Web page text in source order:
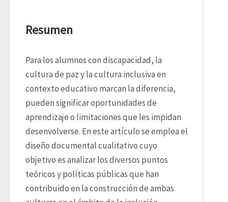
Resumen
Para los alumnos con discapacidad, la
cultura de paz y la cultura inclusiva en
contexto educativo marcan la diferencia,
pueden significar oportunidades de
aprendizaje o limitaciones que les impidan
desenvolverse. En este artículo se emplea el
diseño documental cualitativo cuyo
objetivo es analizar los diversos puntos
teóricos y políticas públicas que han
contribuido en la construcción de ambas